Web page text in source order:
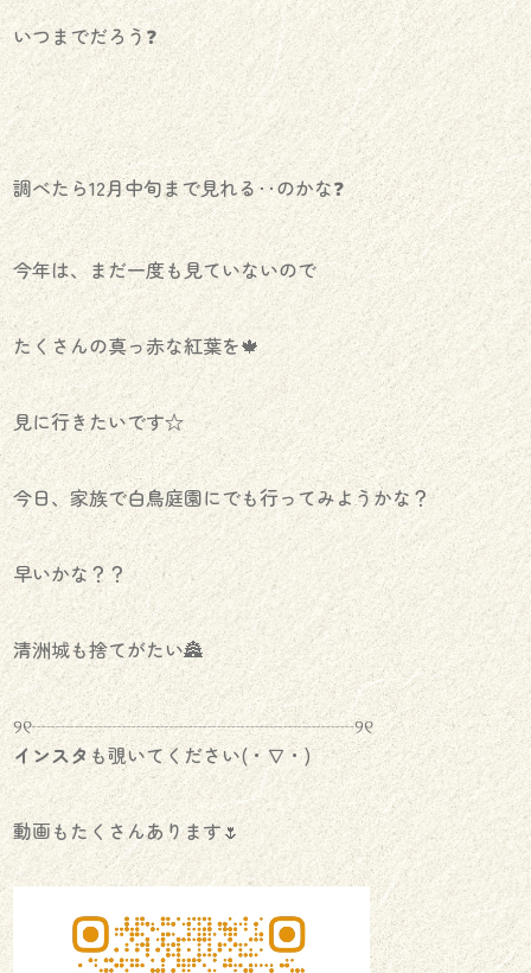
いつまでだろう❓
調べたら12月中旬まで見れる‥のかな❓
今年は、まだ一度も見ていないので
たくさんの真っ赤な紅葉を🍁
見に行きたいです☆
今日、家族で白鳥庭園にでも行ってみようかな？
早いかな？？
清洲城も捨てがたい🏯
୨୧┈┈┈┈┈┈┈┈┈┈┈┈┈┈┈┈┈୨୧
インスタも覗いてください(・∇・)
動画もたくさんあります🌷